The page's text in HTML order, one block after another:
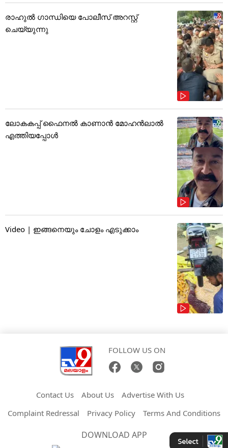
രാഹുൽ ഗാന്ധിയെ പോലീസ് അറസ്റ്റ്
ചെയ്യുന്നു
ലോകകപ്പ് ഫൈനൽ കാണാൻ മോഹൻലാൽ
എത്തിയപ്പോൾ
Video | ഇങ്ങനെയും ചോളം എടുക്കാം
FOLLOW US ON
Contact Us About Us
Advertise With Us
Complaint Redressal
Privacy Policy Terms And Conditions
DOWNLOAD APP